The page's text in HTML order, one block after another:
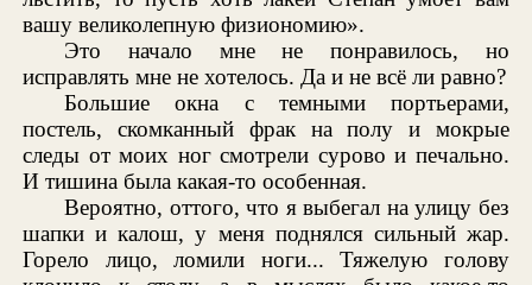
вашу великолепную физиономию».
Это начало мне не понравилось, но
исправлять мне не хотелось. Да и не всё ли равно?
Большие окна с темными портьерами,
постель, скомканный фрак на полу и мокрые
следы от моих ног смотрели сурово и печально.
И тишина была какая-то особенная.
Вероятно, оттого, что я выбегал на улицу без
шапки и калош, у меня поднялся сильный жар.
Горело лицо, ломили ноги... Тяжелую голову